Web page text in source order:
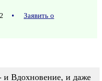
•
Заявить о
и Вдохновение, и даже